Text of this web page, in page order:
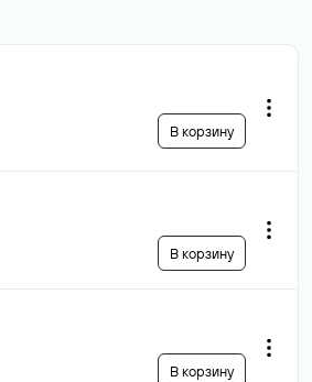
В корзину
В корзину
В корзину